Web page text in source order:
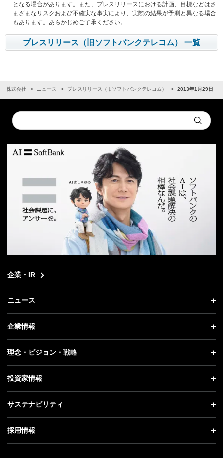
となる場合があります。また、プレスリリースにおける計画、目標などはさ
まざまなリスクおよび不確実な事実により、実際の結果が予測と異なる場合
もあります。あらかじめご了承ください。
プレスリリース（旧ソフトバンクテレコム） 一覧
ク株式会社 ニュース プレスリリース（旧ソフトバンクテレコム） 2013年1月29日
Conduct
a
Submit
企業・IR
ニュース
ニュース トップ
プレスリリース
更新情報
記者説明会
企業情報
企業情報 トップ
社長メッセージ
事業紹介
ガバナンス
理念・ビジョン・戦略
理念・ビジョン・戦略 トップ
成長戦略「Activate AI for Society」
人材戦略
投資家情報
投資家情報 トップ
経営方針
サステナビリティ
サステナビリティ トップ
トップメッセージ
採用情報